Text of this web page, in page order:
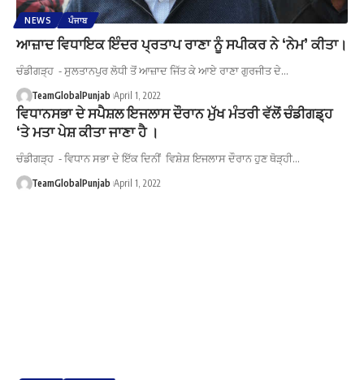
NEWS ਪੰਜਾਬ
ਆਜ਼ਾਦ ਵਿਧਾਇਕ ਇੰਦਰ ਪ੍ਰਤਾਪ ਰਾਣਾ ਨੂੰ ਸਪੀਕਰ ਨੇ ‘ਨੇਮ’ ਕੀਤਾ।
ਚੰਡੀਗੜ੍ਹ - ਸੁਲਤਾਨਪੁਰ ਲੋਧੀ ਤੋਂ ਆਜ਼ਾਦ ਜਿੱਤ ਕੇ ਆਏ ਰਾਣਾ ਗੁਰਜੀਤ ਦੇ…
TeamGlobalPunjab April 1, 2022
ਵਿਧਾਨਸਭਾ ਦੇ ਸਪੈਸ਼ਲ ਇਜਲਾਸ ਦੌਰਾਨ ਮੁੱਖ ਮੰਤਰੀ ਵੱਲੋਂ ਚੰਡੀਗਡ਼੍ਹ
‘ਤੇ ਮਤਾ ਪੇਸ਼ ਕੀਤਾ ਜਾਣਾ ਹੈ ।
ਚੰਡੀਗੜ੍ਹ - ਵਿਧਾਨ ਸਭਾ ਦੇ ਇੱਕ ਦਿਨੀਂ ਵਿਸ਼ੇਸ਼ ਇਜਲਾਸ ਦੌਰਾਨ ਹੁਣ ਥੋੜ੍ਹੀ…
TeamGlobalPunjab April 1, 2022